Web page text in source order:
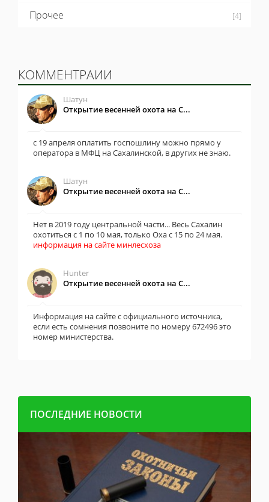
Прочее [4]
КОММЕНТРАИИ
Шатун
Открытие весенней охота на С...
с 19 апреля оплатить госпошлину можно прямо у
оператора в МФЦ на Сахалинской, в других не знаю.
Шатун
Открытие весенней охота на С...
Нет в 2019 году центральной части... Весь Сахалин
охотиться с 1 по 10 мая, только Оха с 15 по 24 мая.
информация на сайте минлесхоза
Hunter
Открытие весенней охота на С...
Информация на сайте с официального источника,
если есть сомнения позвоните по номеру 672496 это
номер министерства.
ПОСЛЕДНИЕ НОВОСТИ